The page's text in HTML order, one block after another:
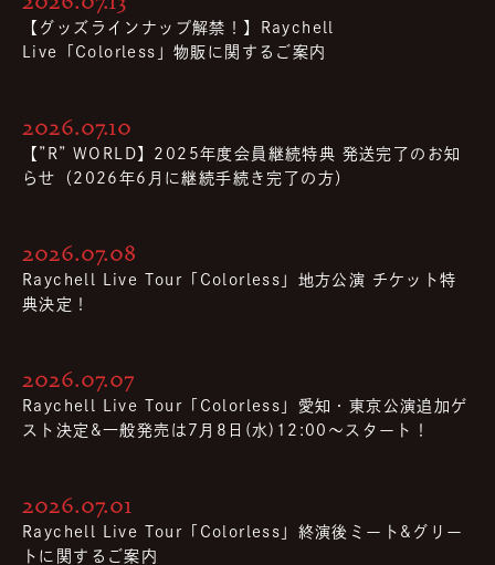
【グッズラインナップ解禁！】Raychell
Live「Colorless」物販に関するご案内
2026.07.10
【”R” WORLD】2025年度会員継続特典 発送完了のお知
らせ（2026年6月に継続手続き完了の方）
2026.07.08
Raychell Live Tour「Colorless」地方公演 チケット特
典決定！
2026.07.07
Raychell Live Tour「Colorless」愛知・東京公演追加ゲ
スト決定&⼀般発売は7⽉8⽇(⽔)12:00〜スタート！
2026.07.01
Raychell Live Tour「Colorless」終演後ミート&グリー
トに関するご案内